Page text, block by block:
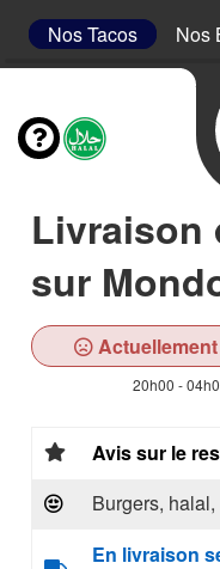
Nos Tacos Nos
Livraison
sur
Actuellement
20h00 -
Avis sur le
Burgers,
En livraison